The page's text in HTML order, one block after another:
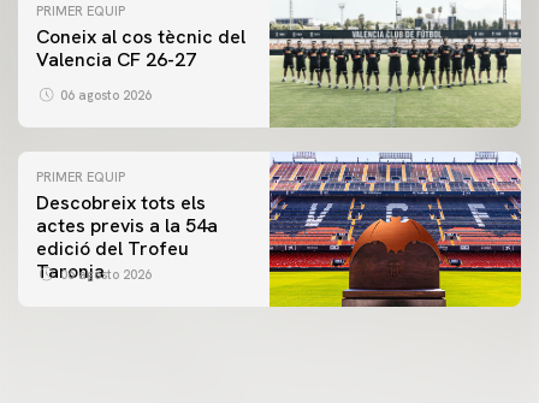
PRIMER EQUIP
Coneix al cos tècnic del
Valencia CF 26-27
06 agosto 2026
PRIMER EQUIP
Descobreix tots els
actes previs a la 54a
edició del Trofeu
Taronja
06 agosto 2026